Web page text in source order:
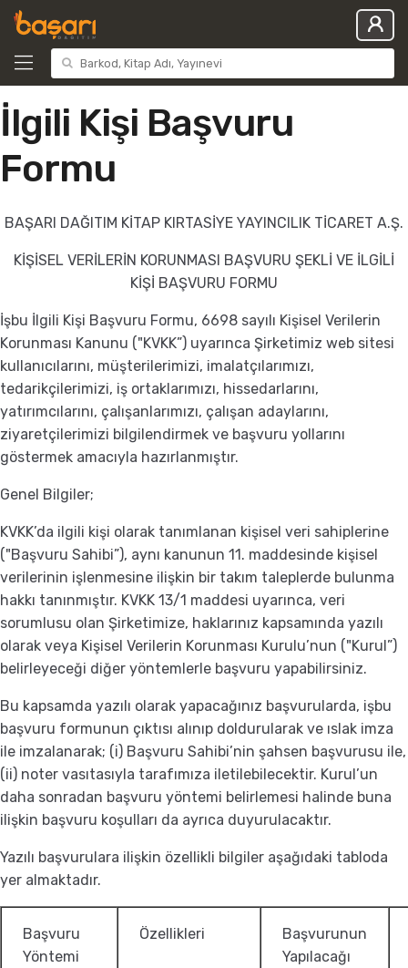
İlgili Kişi Başvuru
Formu
BAŞARI DAĞITIM KİTAP KIRTASİYE YAYINCILIK TİCARET A.Ş.
KİŞİSEL VERİLERİN KORUNMASI BAŞVURU ŞEKLİ VE İLGİLİ
KİŞİ BAŞVURU FORMU
İşbu İlgili Kişi Başvuru Formu, 6698 sayılı Kişisel Verilerin
Korunması Kanunu ("KVKK”) uyarınca Şirketimiz web sitesi
kullanıcılarını, müşterilerimizi, imalatçılarımızı,
tedarikçilerimizi, iş ortaklarımızı, hissedarlarını,
yatırımcılarını, çalışanlarımızı, çalışan adaylarını,
ziyaretçilerimizi bilgilendirmek ve başvuru yollarını
göstermek amacıyla hazırlanmıştır.
Genel Bilgiler;
KVKK’da ilgili kişi olarak tanımlanan kişisel veri sahiplerine
("Başvuru Sahibi”), aynı kanunun 11. maddesinde kişisel
verilerinin işlenmesine ilişkin bir takım taleplerde bulunma
hakkı tanınmıştır. KVKK 13/1 maddesi uyarınca, veri
sorumlusu olan Şirketimize, haklarınız kapsamında yazılı
olarak veya Kişisel Verilerin Korunması Kurulu’nun ("Kurul”)
belirleyeceği diğer yöntemlerle başvuru yapabilirsiniz.
Bu kapsamda yazılı olarak yapacağınız başvurularda, işbu
başvuru formunun çıktısı alınıp doldurularak ve ıslak imza
ile imzalanarak; (i) Başvuru Sahibi’nin şahsen başvurusu ile,
(ii) noter vasıtasıyla tarafımıza iletilebilecektir. Kurul’un
daha sonradan başvuru yöntemi belirlemesi halinde buna
ilişkin başvuru koşulları da ayrıca duyurulacaktır.
Yazılı başvurulara ilişkin özellikli bilgiler aşağıdaki tabloda
yer almaktadır.
Başvuru
Yöntemi
Özellikleri
Başvurunun
Yapılacağı